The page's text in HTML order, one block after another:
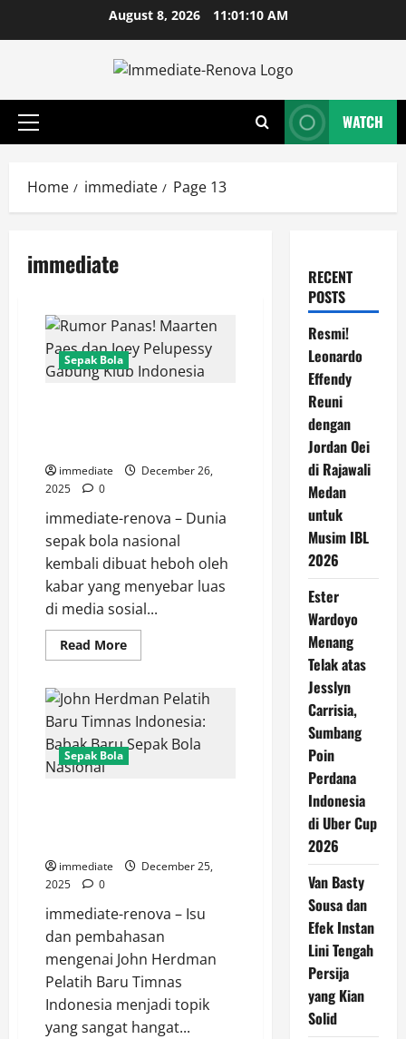
August 8, 2026 11:01:11 AM
Primary
WATCH
Home immediate Page 13
immediate
Sepak Bola
immediate
December 26,
2025
0
immediate-renova – Dunia
sepak bola nasional
kembali dibuat heboh oleh
kabar yang menyebar luas
di media sosial...
Read MoreRead
more
Panas!
Maarten
Paes
Joey
Pelupessy
Sepak Bola
immediate
December 25,
2025
0
immediate-renova – Isu
dan pembahasan
mengenai John Herdman
Pelatih Baru Timnas
Indonesia menjadi topik
yang sangat hangat...
RECENT
POSTS
Resmi!
Leonardo
Effendy
Reuni
dengan
Jordan Oei
di Rajawali
Medan
untuk
Musim IBL
2026
Ester
Wardoyo
Menang
Telak atas
Jesslyn
Carrisia,
Sumbang
Poin
Perdana
Indonesia
di Uber Cup
2026
Van Basty
Sousa dan
Efek Instan
Lini Tengah
Persija
yang Kian
Solid